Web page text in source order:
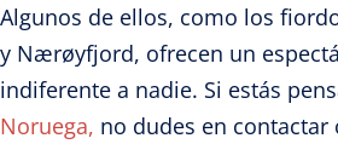
Algunos de ellos, como los
y Nærøyfjord, ofrecen un
indiferente a nadie. Si estás
Noruega, no dudes en contactar